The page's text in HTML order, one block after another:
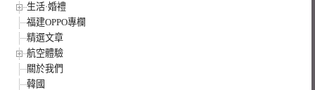
生活·婚禮
福建OPPO專欄
精選文章
航空體驗
關於我們
韓國